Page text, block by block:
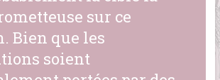
sur ce
Bien que les
soient